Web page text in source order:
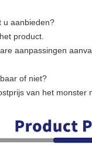
u aanbieden?
product.
aanpassingen
of niet?
van het monster